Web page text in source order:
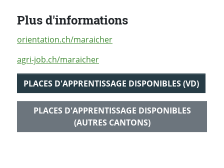
Plus d'informations
orientation.ch/maraicher
agri-job.ch/maraicher
PLACES D'APPRENTISSAGE DISPONIBLES (VD)
PLACES D'APPRENTISSAGE DISPONIBLES
(AUTRES CANTONS)